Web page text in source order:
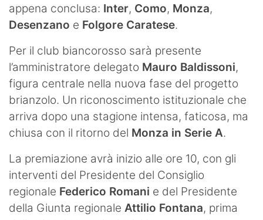
appena conclusa: Inter, Como, Monza,
Desenzano e Folgore Caratese.
Per il club biancorosso sarà presente
l’amministratore delegato Mauro Baldissoni,
figura centrale nella nuova fase del progetto
brianzolo. Un riconoscimento istituzionale che
arriva dopo una stagione intensa, faticosa, ma
chiusa con il ritorno del Monza in Serie A.
La premiazione avrà inizio alle ore 10, con gli
interventi del Presidente del Consiglio
regionale Federico Romani e del Presidente
della Giunta regionale Attilio Fontana, prima